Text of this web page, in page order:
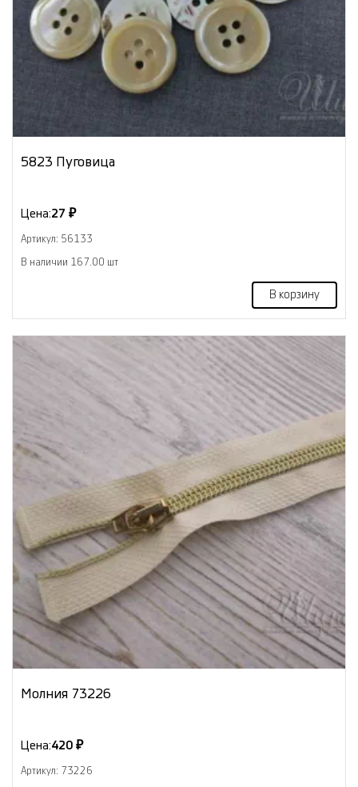
5823 Пуговица
Цена:27 ₽
Артикул: 56133
В наличии 167.00 шт
В корзину
Молния 73226
Цена:420 ₽
Артикул: 73226